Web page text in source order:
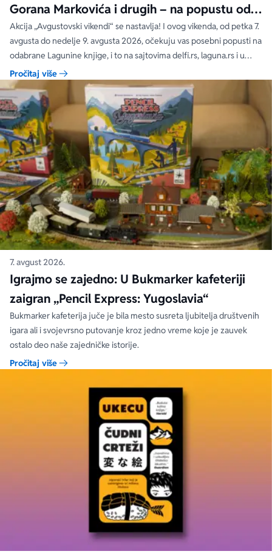
Gorana Markovića i drugih – na popustu od
čak 40, 50 i 60%
Akcija „Avgustovski vikendi“ se nastavlja! I ovog vikenda, od petka 7.
avgusta do nedelje 9. avgusta 2026, očekuju vas posebni popusti na
odabrane Lagunine knjige, i to na sajtovima delfi.rs, laguna.rs i u
svim Delfi knjižarama.
Pročitaj više
7. avgust 2026.
Igrajmo se zajedno: U Bukmarker kafeteriji
zaigran „Pencil Express: Yugoslavia“
Bukmarker kafeterija juče je bila mesto susreta ljubitelja društvenih
igara ali i svojevrsno putovanje kroz jedno vreme koje je zauvek
ostalo deo naše zajedničke istorije.
Pročitaj više